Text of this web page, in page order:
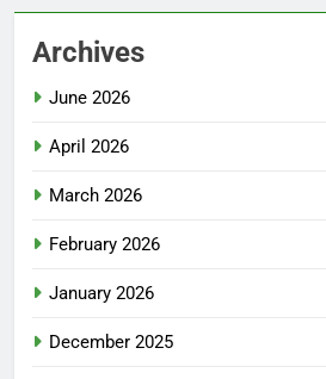
Archives
June 2026
April 2026
March 2026
February 2026
January 2026
December 2025